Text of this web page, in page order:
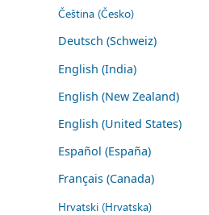
Čeština (Česko)
Deutsch (Schweiz)
English (India)
English (New Zealand)
English (United States)
Español (España)
Français (Canada)
Hrvatski (Hrvatska)